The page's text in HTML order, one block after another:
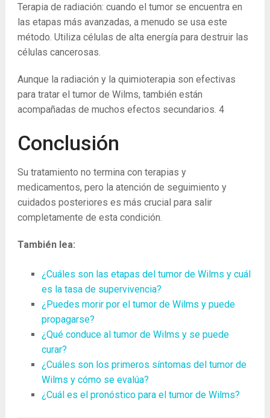
Terapia de radiación: cuando el tumor se encuentra en
las etapas más avanzadas, a menudo se usa este
método. Utiliza células de alta energía para destruir las
células cancerosas.
Aunque la radiación y la quimioterapia son efectivas
para tratar el tumor de Wilms, también están
acompañadas de muchos efectos secundarios. 4
Conclusión
Su tratamiento no termina con terapias y
medicamentos, pero la atención de seguimiento y
cuidados posteriores es más crucial para salir
completamente de esta condición.
También lea:
¿Cuáles son las etapas del tumor de Wilms y cuál
es la tasa de supervivencia?
¿Puedes morir por el tumor de Wilms y puede
propagarse?
¿Qué conduce al tumor de Wilms y se puede
curar?
¿Cuáles son los primeros síntomas del tumor de
Wilms y cómo se evalúa?
¿Cuál es el pronóstico para el tumor de Wilms?